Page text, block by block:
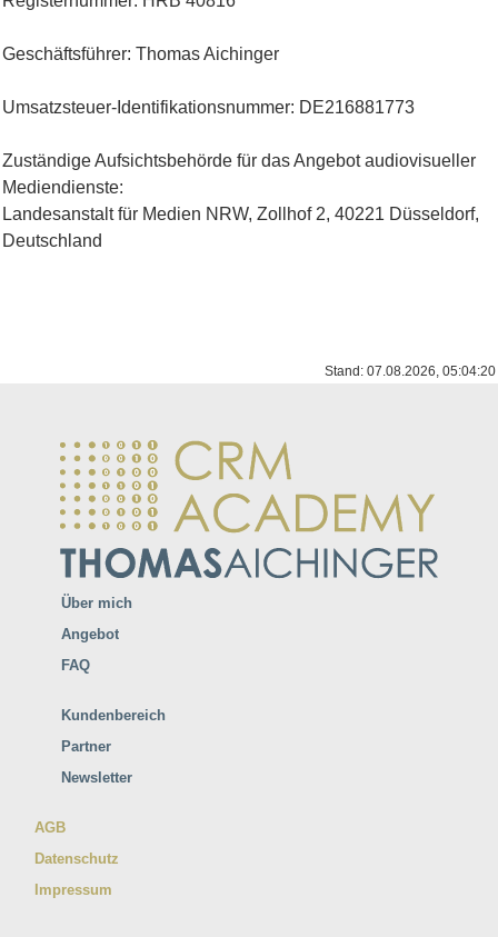
Geschäftsführer: Thomas Aichinger
Umsatzsteuer-Identifikationsnummer: DE216881773
Zuständige Aufsichtsbehörde für das Angebot audiovisueller
Mediendienste:
Landesanstalt für Medien NRW, Zollhof 2, 40221 Düsseldorf,
Deutschland
Stand: 07.08.2026, 05:04:20
Über mich
Angebot
FAQ
Kundenbereich
Partner
Newsletter
AGB
Datenschutz
Impressum